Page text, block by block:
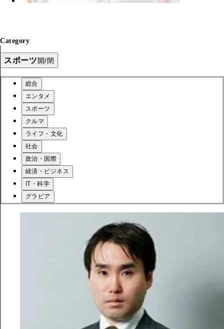
Category
スポーツ開/閉
総合
エンタメ
スポーツ
クルマ
ライフ・文化
社会
政治・国際
経済・ビジネス
IT・科学
グラビア